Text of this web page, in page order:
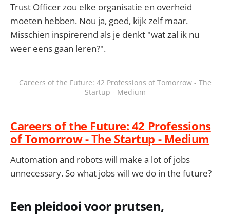
Trust Officer zou elke organisatie en overheid
moeten hebben. Nou ja, goed, kijk zelf maar.
Misschien inspirerend als je denkt "wat zal ik nu
weer eens gaan leren?".
Careers of the Future: 42 Professions of Tomorrow - The
Startup - Medium
Careers of the Future: 42 Professions
of Tomorrow - The Startup - Medium
Automation and robots will make a lot of jobs
unnecessary. So what jobs will we do in the future?
Een pleidooi voor prutsen,